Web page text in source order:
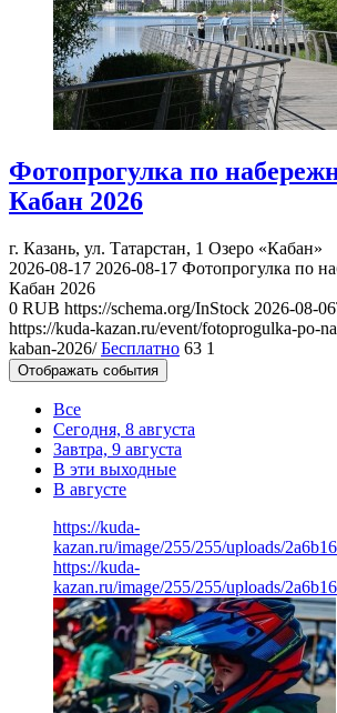
Фотопрогулка по
Кабан 2026
г. Казань, ул. Татарстан, 1 Озеро «Кабан»
2026-08-17 2026-08-17 Фотопрогулка по
Кабан 2026
0 RUB https://schema.org/InStock 2026-08-
https://kuda-kazan.ru/event/fotoprogulka-po-
kaban-2026/ Бесплатно 63 1
Отображать события
Все
Сегодня, 8 августа
Завтра, 9 августа
В эти выходные
В августе
https://kuda-
kazan.ru/image/255/255/uploads/
https://kuda-
kazan.ru/image/255/255/uploads/